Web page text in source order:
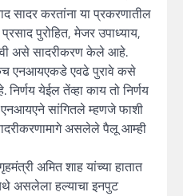
सादर करतांना या प्रकरणातील
पुरोहित, मेजर उपाध्याय,
असे सादरीकरण केले आहे.
एनआयएकडे एवढे पुरावे कसे
येईल तेंव्हा काय तो निर्णय
सांगितले म्हणजे फाशी
असलेले पैलू आम्ही
अमित शाह यांच्या हातात
असलेला हल्याचा इनपुट